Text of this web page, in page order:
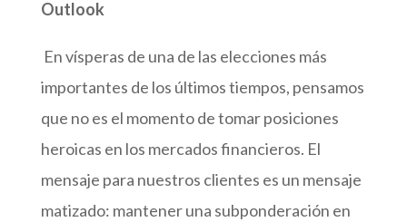
Outlook
En vísperas de una de las elecciones más
importantes de los últimos tiempos, pensamos
que no es el momento de tomar posiciones
heroicas en los mercados financieros. El
mensaje para nuestros clientes es un mensaje
matizado: mantener una subponderación en